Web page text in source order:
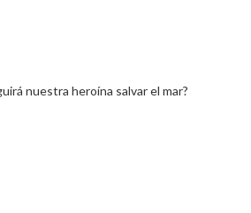
nuestra heroína salvar el mar?